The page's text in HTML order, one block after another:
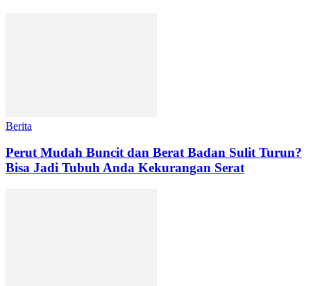
Berita
Perut Mudah Buncit dan Berat Badan Sulit Turun?
Bisa Jadi Tubuh Anda Kekurangan Serat